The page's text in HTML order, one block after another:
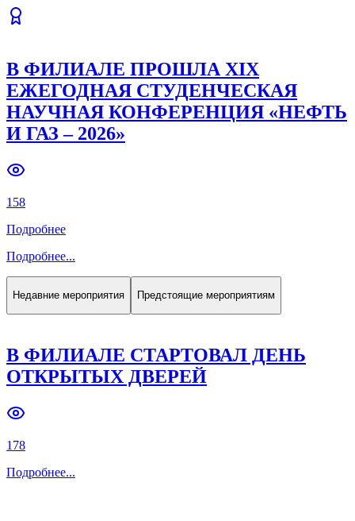
Previous slide Next slide
В ФИЛИАЛЕ ПРОШЛА XIX
ЕЖЕГОДНАЯ СТУДЕНЧЕСКАЯ
НАУЧНАЯ КОНФЕРЕНЦИЯ «НЕФТЬ
И ГАЗ – 2026»
158
Подробнее
Подробнее...
Недавние мероприятия Предстоящие мероприятиям
В ФИЛИАЛЕ СТАРТОВАЛ ДЕНЬ
ОТКРЫТЫХ ДВЕРЕЙ
178
Подробнее...